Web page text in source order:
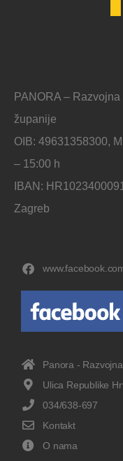
PANORA –
županije
OIB: 49631358300,
– 15:00 h
IBAN:
Zagreb
Panora -
Ulica Republike
034/638-697
Kontakt
O nama